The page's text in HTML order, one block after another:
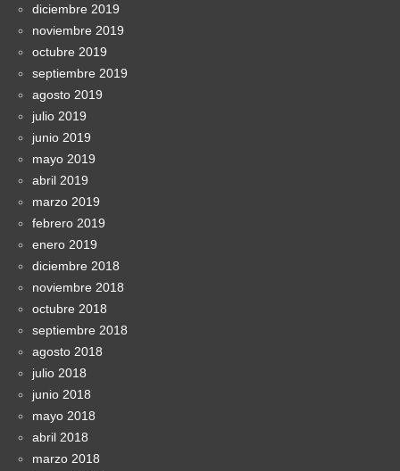
diciembre 2019
noviembre 2019
octubre 2019
septiembre 2019
agosto 2019
julio 2019
junio 2019
mayo 2019
abril 2019
marzo 2019
febrero 2019
enero 2019
diciembre 2018
noviembre 2018
octubre 2018
septiembre 2018
agosto 2018
julio 2018
junio 2018
mayo 2018
abril 2018
marzo 2018